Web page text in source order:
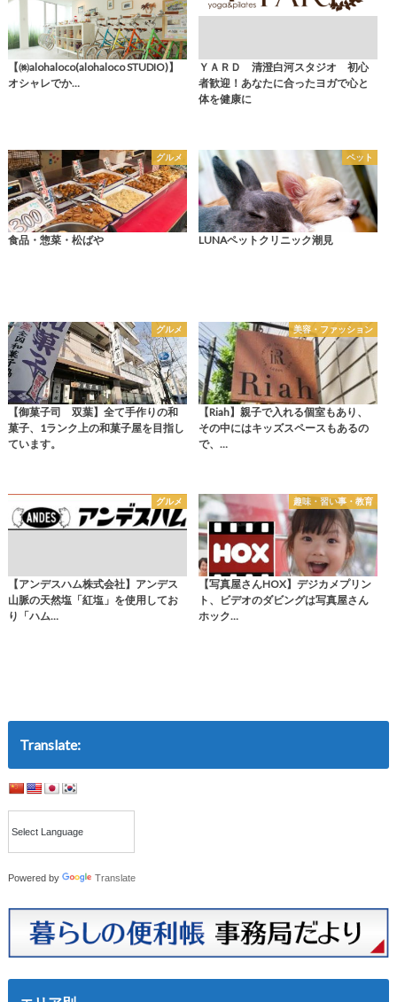
【㈱alohaloco(alohaloco STUDIO)】
オシャレでか…
ＹＡＲＤ 清澄白河スタジオ 初心
者歓迎！あなたに合ったヨガで心と
体を健康に
グルメ
食品・惣菜・松ばや
ペット
LUNAペットクリニック潮見
グルメ
【御菓子司 双葉】全て手作りの和
菓子、1ランク上の和菓子屋を目指し
ています。
美容・ファッション
【Riah】親子で入れる個室もあり、
その中にはキッズスペースもあるの
で、…
グルメ
【アンデスハム株式会社】アンデス
山脈の天然塩「紅塩」を使用してお
り「ハム…
趣味・習い事・教育
【写真屋さんHOX】デジカメプリン
ト、ビデオのダビングは写真屋さん
ホック…
Translate:
Powered by Translate